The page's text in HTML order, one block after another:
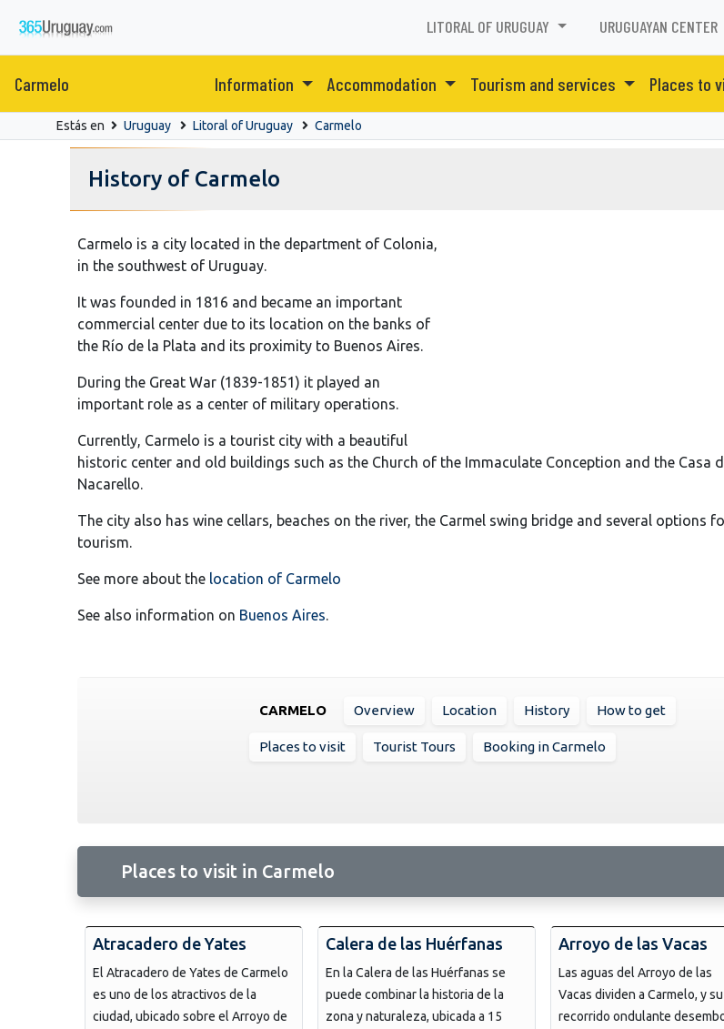
LITORAL OF URUGUAY URUGUAYAN CENTER
Carmelo Information Accommodation Tourism and services Places to
Estás en Uruguay Litoral of Uruguay Carmelo
History of Carmelo
Carmelo is a city located in the department of Colonia,
in the southwest of Uruguay.
It was founded in 1816 and became an important
commercial center due to its location on the banks of
the Río de la Plata and its proximity to Buenos Aires.
During the Great War (1839-1851) it played an
important role as a center of military operations.
Currently, Carmelo is a tourist city with a beautiful
historic center and old buildings such as the Church of the Immaculate Conception and the Casa
Nacarello.
The city also has wine cellars, beaches on the river, the Carmel swing bridge and several options
tourism.
See more about the location of Carmelo
See also information on Buenos Aires.
CARMELO Overview Location History How to get
Places to visit Tourist Tours Booking in Carmelo
Places to visit in Carmelo
Atracadero de Yates
El Atracadero de Yates de Carmelo
es uno de los atractivos de la
ciudad, ubicado sobre el Arroyo de
Calera de las Huérfanas
En la Calera de las Huérfanas se
puede combinar la historia de la
zona y naturaleza, ubicada a 15
Arroyo de las Vacas
Las aguas del Arroyo de las
Vacas dividen a Carmelo, y su
recorrido ondulante